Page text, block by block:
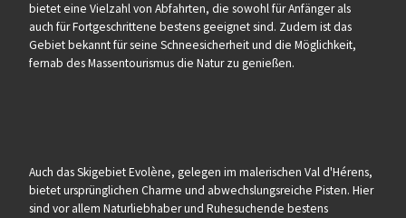
bietet eine Vielzahl von Abfahrten, die sowohl für Anfänger als
auch für Fortgeschrittene bestens geeignet sind. Zudem ist das
Gebiet bekannt für seine Schneesicherheit und die Möglichkeit,
fernab des Massentourismus die Natur zu genießen.
Auch das Skigebiet Evolène, gelegen im malerischen Val d'Hérens,
bietet ursprünglichen Charme und abwechslungsreiche Pisten. Hier
sind vor allem Naturliebhaber und Ruhesuchende bestens